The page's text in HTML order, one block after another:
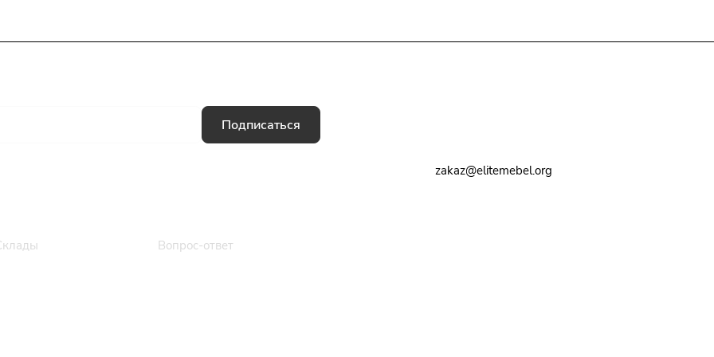
Подписаться
Вопрос-ответ
zakaz@elitemebel.org